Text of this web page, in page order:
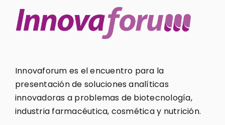
Innovaforum es el encuentro para la
presentación de soluciones analíticas
innovadoras a problemas de biotecnología,
industria farmacéutica, cosmética y nutrición.